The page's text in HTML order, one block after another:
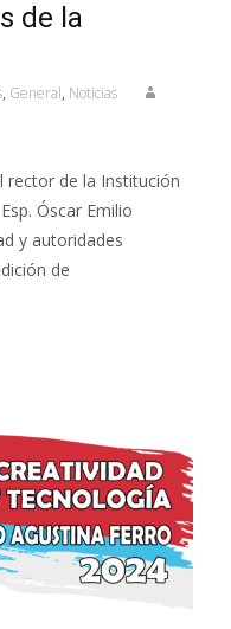
de la
, General, Noticias
rector de la Institución
Óscar Emilio
y autoridades
de